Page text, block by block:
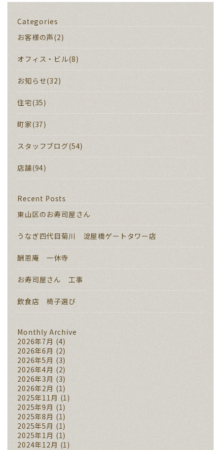
Categories
お客様の声(2)
オフィス・ビル(8)
お知らせ(32)
住宅(35)
町家(37)
スタッフブログ(54)
店舗(94)
Recent Posts
東山区のお寿司屋さん
うなぎ四代目菊川 淀屋橋ゲートタワー店
酬恩庵 一休寺
お寿司屋さん 工事
飲食店 椅子選び
Monthly Archive
2026年7月 (4)
2026年6月 (2)
2026年5月 (3)
2026年4月 (2)
2026年3月 (3)
2026年2月 (1)
2025年11月 (1)
2025年9月 (1)
2025年8月 (1)
2025年5月 (1)
2025年1月 (1)
2024年12月 (1)